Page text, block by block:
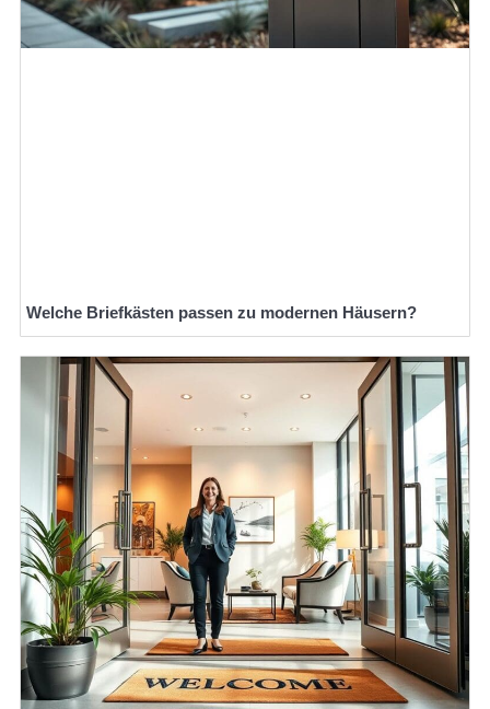
Welche Briefkästen passen zu modernen Häusern?